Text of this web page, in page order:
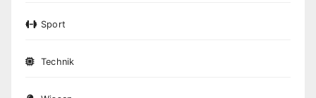
Sport
Technik